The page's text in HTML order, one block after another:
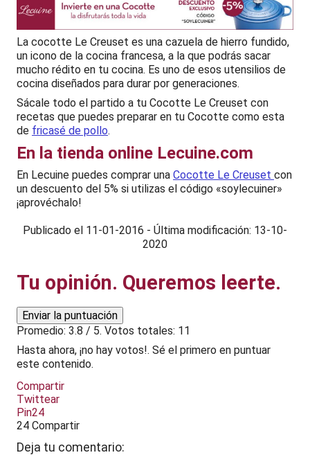
La cocotte Le Creuset es una cazuela de hierro fundido,
un icono de la cocina francesa, a la que podrás sacar
mucho rédito en tu cocina. Es uno de esos utensilios de
cocina diseñados para durar por generaciones.
Sácale todo el partido a tu Cocotte Le Creuset con
recetas que puedes preparar en tu Cocotte como esta
de fricasé de pollo.
En la tienda online Lecuine.com
En Lecuine puedes comprar una Cocotte Le Creuset con
un descuento del 5% si utilizas el código «soylecuiner»
¡aprovéchalo!
Publicado el 11-01-2016 - Última modificación: 13-10-
2020
Tu opinión. Queremos leerte.
Enviar la puntuación
Promedio: 3.8 / 5. Votos totales: 11
Hasta ahora, ¡no hay votos!. Sé el primero en puntuar
este contenido.
Compartir
Twittear
Pin24
24 Compartir
Deja tu comentario: